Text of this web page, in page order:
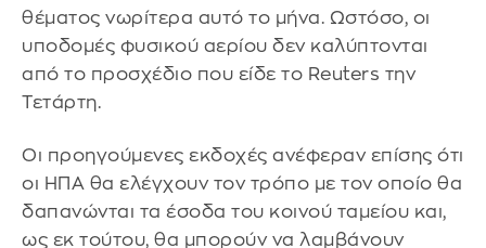
θέματος νωρίτερα αυτό το μήνα. Ωστόσο, οι
υποδομές φυσικού αερίου δεν καλύπτονται
από το προσχέδιο που είδε το Reuters την
Τετάρτη.
Οι προηγούμενες εκδοχές ανέφεραν επίσης ότι
οι ΗΠΑ θα ελέγχουν τον τρόπο με τον οποίο θα
δαπανώνται τα έσοδα του κοινού ταμείου και,
ως εκ τούτου, θα μπορούν να λαμβάνουν